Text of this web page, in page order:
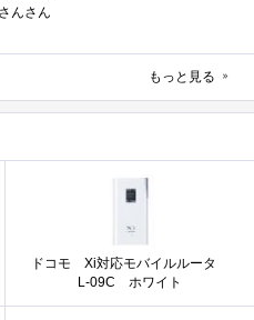
んさん
もっと見る
ドコモ Xi対応モバイルルータ
L-09C ホワイト